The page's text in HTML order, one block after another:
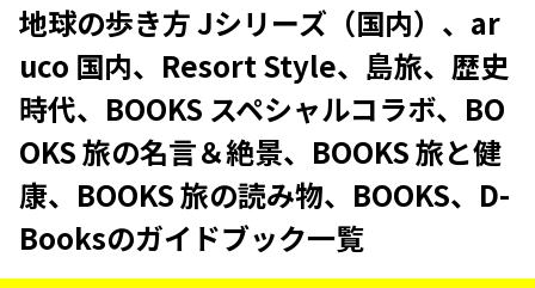
地球の歩き方 Jシリーズ（国内）、ar
uco 国内、Resort Style、島旅、歴史
時代、BOOKS スペシャルコラボ、BO
OKS 旅の名言＆絶景、BOOKS 旅と健
康、BOOKS 旅の読み物、BOOKS、D-
Booksのガイドブック一覧